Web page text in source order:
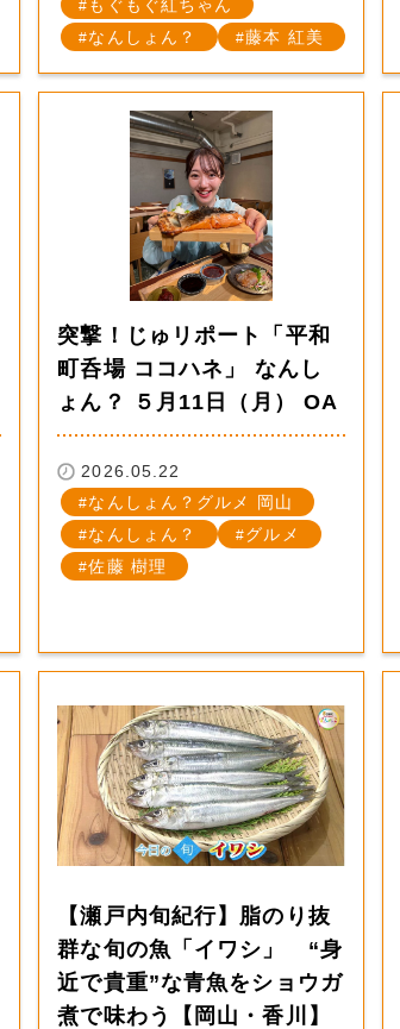
もぐもぐ紅ちゃん
なんしょん？
藤本 紅美
突撃！じゅリポート「平和
町呑場 ココハネ」 なんし
ょん？ ５月11日（月） OA
2026.05.22
なんしょん？グルメ 岡山
なんしょん？
グルメ
佐藤 樹理
【瀬戸内旬紀行】脂のり抜
群な旬の魚「イワシ」 “身
近で貴重”な青魚をショウガ
煮で味わう【岡山・香川】